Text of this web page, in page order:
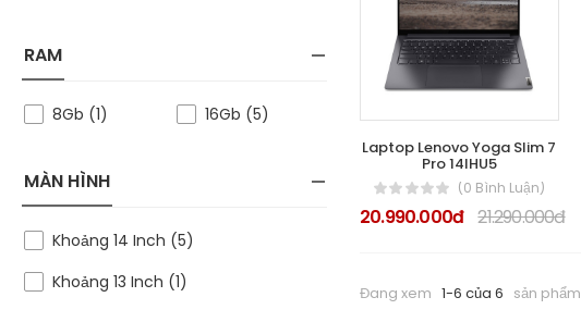
RAM
8Gb (1) 16Gb (5)
MÀN HÌNH
Khoảng 14 Inch (5)
Khoảng 13 Inch (1)
Laptop Lenovo Yoga Slim 7
Pro 14IHU5
(0 Bình Luận)
20.990.000đ 21.290.000đ
Đang xem 1-6 của 6 sản phẩm